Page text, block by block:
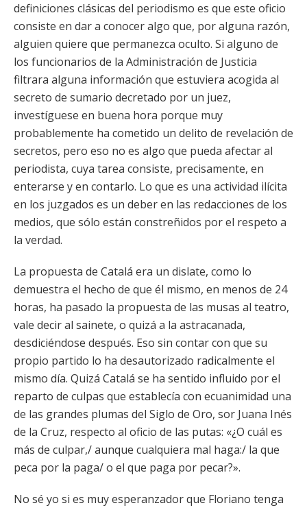
definiciones clásicas del periodismo es que este oficio
consiste en dar a conocer algo que, por alguna razón,
alguien quiere que permanezca oculto. Si alguno de
los funcionarios de la Administración de Justicia
filtrara alguna información que estuviera acogida al
secreto de sumario decretado por un juez,
investíguese en buena hora porque muy
probablemente ha cometido un delito de revelación de
secretos, pero eso no es algo que pueda afectar al
periodista, cuya tarea consiste, precisamente, en
enterarse y en contarlo. Lo que es una actividad ilícita
en los juzgados es un deber en las redacciones de los
medios, que sólo están constreñidos por el respeto a
la verdad.
La propuesta de Catalá era un dislate, como lo
demuestra el hecho de que él mismo, en menos de 24
horas, ha pasado la propuesta de las musas al teatro,
vale decir al sainete, o quizá a la astracanada,
desdiciéndose después. Eso sin contar con que su
propio partido lo ha desautorizado radicalmente el
mismo día. Quizá Catalá se ha sentido influido por el
reparto de culpas que establecía con ecuanimidad una
de las grandes plumas del Siglo de Oro, sor Juana Inés
de la Cruz, respecto al oficio de las putas: «¿O cuál es
más de culpar,/ aunque cualquiera mal haga:/ la que
peca por la paga/ o el que paga por pecar?».
No sé yo si es muy esperanzador que Floriano tenga